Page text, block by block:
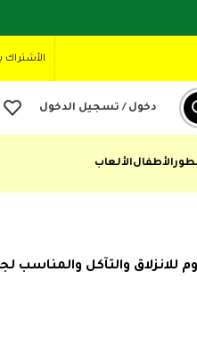
الأشتراك
دخول / تسجيل الدخول
الأطفالالألعاب
والتآكل والمناسب